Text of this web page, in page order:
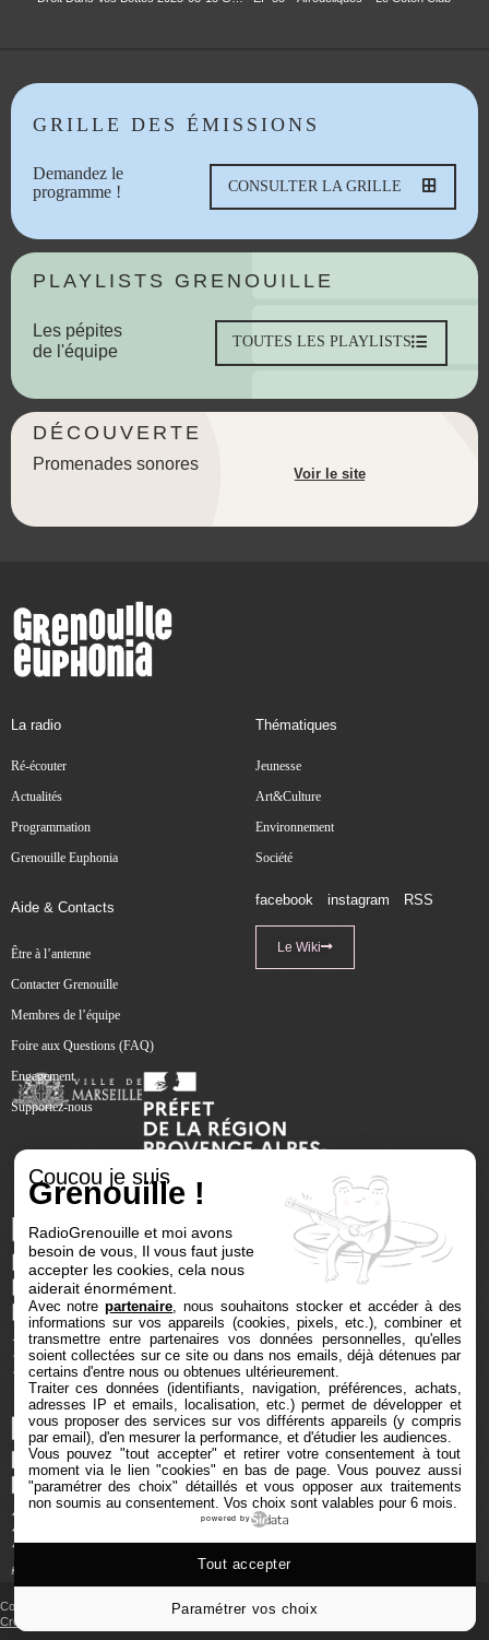
GRILLE DES ÉMISSIONS
Demandez le
programme !
CONSULTER LA GRILLE
PLAYLISTS GRENOUILLE
Les pépites
de l'équipe
TOUTES LES PLAYLISTS
DÉCOUVERTE
Promenades sonores
Voir le site
La radio
Ré-écouter
Actualités
Programmation
Grenouille Euphonia
Thématiques
Jeunesse
Art&Culture
Environnement
Société
Aide & Contacts
Être à l’antenne
Contacter Grenouille
Membres de l’équipe
Foire aux Questions (FAQ)
Engagement
Supportez-nous
facebook instagram RSS
Le Wiki
Copyright © 2025 Radio Grenouille tous droits réservés
Crédits et mentions
Coucou je suis
Grenouille !
RadioGrenouille et moi avons
besoin de vous, Il vous faut juste
accepter les cookies, cela nous
aiderait énormément.
Avec notrepartenaire , nous souhaitons stocker et accéder à des
informations sur vos appareils (cookies, pixels, etc.), combiner et
transmettre entre partenaires vos données personnelles, qu'elles
soient collectées sur ce site ou dans nos emails, déjà détenues par
certains d'entre nous ou obtenues ultérieurement.
Traiter ces données (identifiants, navigation, préférences, achats,
adresses IP et emails, localisation, etc.) permet de développer et
vous proposer des services sur vos différents appareils (y compris
par email), d'en mesurer la performance, et d'étudier les audiences.
Vous pouvez "tout accepter" et retirer votre consentement à tout
moment via le lien "cookies" en bas de page. Vous pouvez aussi
"paramétrer des choix" détaillés et vous opposer aux traitements
non soumis au consentement. Vos choix sont valables pour 6 mois.
powered by
Paramétrer vos choix
Tout accepter